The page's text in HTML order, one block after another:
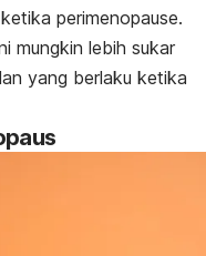
perimenopause.
mungkin lebih sukar
yang berlaku ketika